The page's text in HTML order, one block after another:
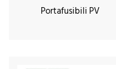
Portafusibili PV